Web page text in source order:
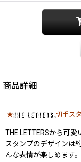
商品詳細
★ 切手ス
THE LETTERSから可
スタンプのデザインは
んな表情が楽しめます。